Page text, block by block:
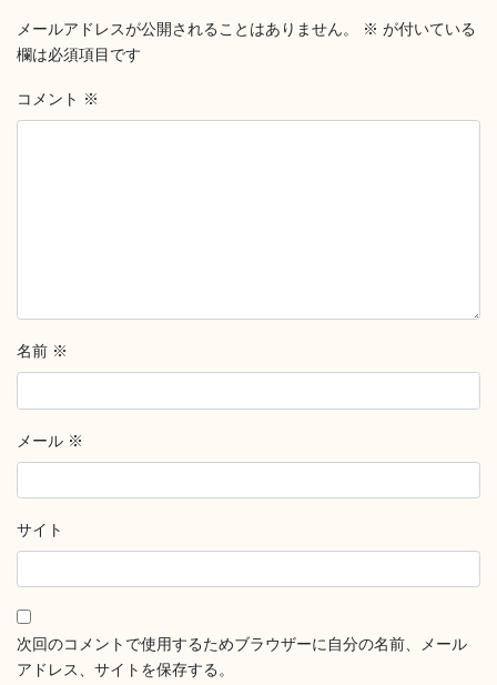
メールアドレスが公開されることはありません。 ※ が付いている
欄は必須項目です
コメント ※
名前 ※
メール ※
サイト
次回のコメントで使用するためブラウザーに自分の名前、メール
アドレス、サイトを保存する。